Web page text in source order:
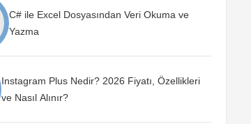
C# ile Excel Dosyasından Veri Okuma ve
Yazma
Instagram Plus Nedir? 2026 Fiyatı, Özellikleri
ve Nasıl Alınır?